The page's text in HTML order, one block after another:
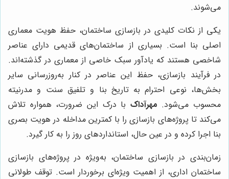
می‌شوند.
یکی از نکات کلیدی در بازسازی ساختمان، حفظ هویت معماری
اصلی بنا است. بسیاری از ساختمان‌های قدیمی دارای عناصر
شاخصی هستند که یادآور سبک خاصی از معماری در گذشته‌اند.
در فرآیند بازسازی، حفظ این عناصر در کنار به‌روزرسانی سایر
بخش‌ها، نوعی احترام به تاریخ بنا و تلفیق سنت و مدرنیته
محسوب می‌شود. مهرآداک با درک این ضرورت، همواره تلاش
می‌کند تا پروژه‌های بازسازی را با کمترین مداخله در هویت بصری
بنا اجرا کرده و در عین حال، استانداردهای روز را به کار گیرد.
زمان‌بندی در بازسازی ساختمان، به‌ویژه در پروژه‌های بازسازی
ساختمان اداری، از اهمیت ویژه‌ای برخوردار است. توقف طولانی